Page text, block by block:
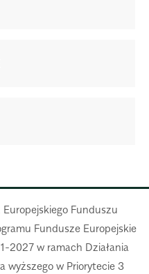
Funduszu
Fundusze Europejskie
2027 w ramach Działania
wyższego w Priorytecie 3